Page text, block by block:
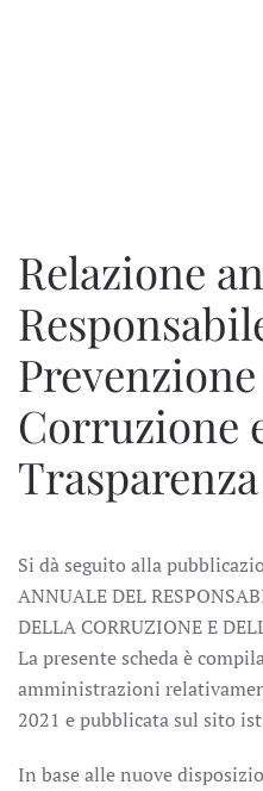
Relazione
Corruzione
Trasparenza
Si dà seguito alla
ANNUALE DEL
DELLA CORRUZIONE E
La presente scheda è
amministrazioni
2021 e pubblicata sul sito
In base alle nuove